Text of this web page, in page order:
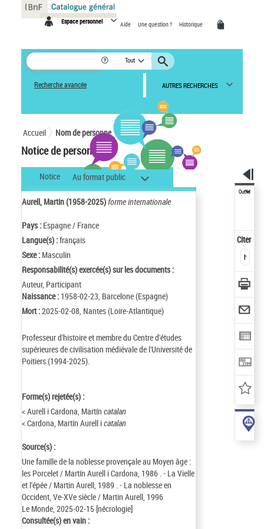
Espace personnel Aide Une question ? Historique
Tout
Recherche avancée AUTRES RECHERCHES
Accueil Nom de personne
Notice de personne
Notice Au format public
Aurell, Martin (1958-2025)forme internationale
Pays : Espagne / France
Langue(s) :français
Sexe : Masculin
Responsabilité(s) exercée(s) sur les documents :
Auteur, Participant
Naissance : 1958-02-23, Barcelone (Espagne)
Mort :2025-02-08, Nantes (Loire-Atlantique)
Professeur d'histoire et membre du Centre d'études
supérieures de civilisation médiévale de l'Université de
Poitiers (1994-2025).
Forme(s) rejetée(s) :
< Aurell i Cardona, Martín catalan
< Cardona, Martín Aurell icatalan
Source(s) :
Une famille de la noblesse provençale au Moyen âge :
les Porcelet / Martín Aurell i Cardona, 1986 . - La Vielle
et l'épée / Martin Aurell, 1989 . - La noblesse en
Occident, Ve-XVe siècle / Martin Aurell, 1996
Le Monde, 2025-02-15 [nécrologie]
Consultée(s) en vain :
Outils
Citer
Panneau de gestion des cookies